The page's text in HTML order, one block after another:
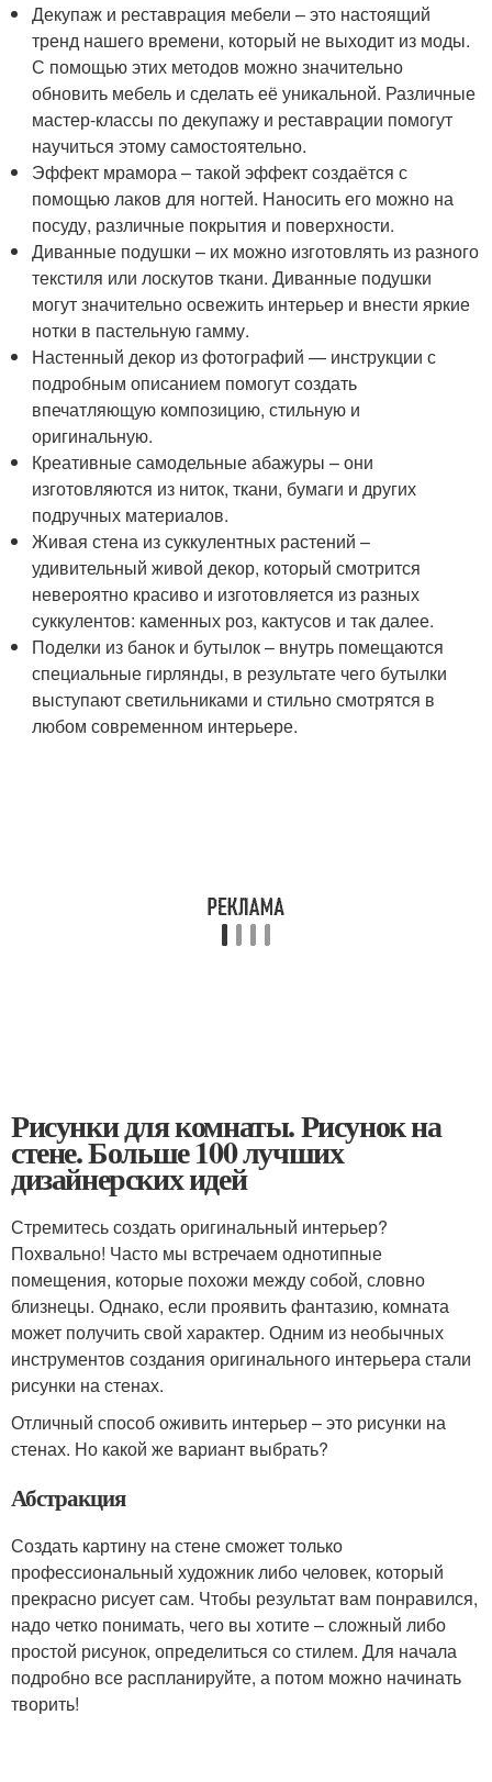
Декупаж и реставрация мебели – это настоящий
тренд нашего времени, который не выходит из моды.
С помощью этих методов можно значительно
обновить мебель и сделать её уникальной. Различные
мастер-классы по декупажу и реставрации помогут
научиться этому самостоятельно.
Эффект мрамора – такой эффект создаётся с
помощью лаков для ногтей. Наносить его можно на
посуду, различные покрытия и поверхности.
Диванные подушки – их можно изготовлять из разного
текстиля или лоскутов ткани. Диванные подушки
могут значительно освежить интерьер и внести яркие
нотки в пастельную гамму.
Настенный декор из фотографий — инструкции с
подробным описанием помогут создать
впечатляющую композицию, стильную и
оригинальную.
Креативные самодельные абажуры – они
изготовляются из ниток, ткани, бумаги и других
подручных материалов.
Живая стена из суккулентных растений –
удивительный живой декор, который смотрится
невероятно красиво и изготовляется из разных
суккулентов: каменных роз, кактусов и так далее.
Поделки из банок и бутылок – внутрь помещаются
специальные гирлянды, в результате чего бутылки
выступают светильниками и стильно смотрятся в
любом современном интерьере.
Рисунки для комнаты. Рисунок на
стене. Больше 100 лучших
дизайнерских идей
Стремитесь создать оригинальный интерьер?
Похвально! Часто мы встречаем однотипные
помещения, которые похожи между собой, словно
близнецы. Однако, если проявить фантазию, комната
может получить свой характер. Одним из необычных
инструментов создания оригинального интерьера стали
рисунки на стенах.
Отличный способ оживить интерьер – это рисунки на
стенах. Но какой же вариант выбрать?
Абстракция
Создать картину на стене сможет только
профессиональный художник либо человек, который
прекрасно рисует сам. Чтобы результат вам понравился,
надо четко понимать, чего вы хотите – сложный либо
простой рисунок, определиться со стилем. Для начала
подробно все распланируйте, а потом можно начинать
творить!